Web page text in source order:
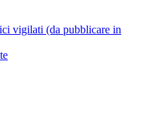
vigilati (da pubblicare in